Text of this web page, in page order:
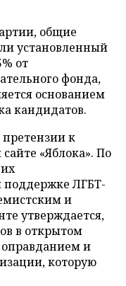
общие
установленный
от
фонда,
основанием
кандидатов.
к
«Яблока». По
поддержке ЛГБТ-
и
утверждается,
в открытом
оправданием и
которую